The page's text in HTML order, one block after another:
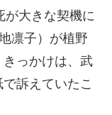
が大きな契機に
凛子）が植野
っかけは、武
訴えていたこ